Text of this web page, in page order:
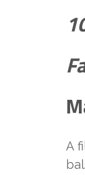
A